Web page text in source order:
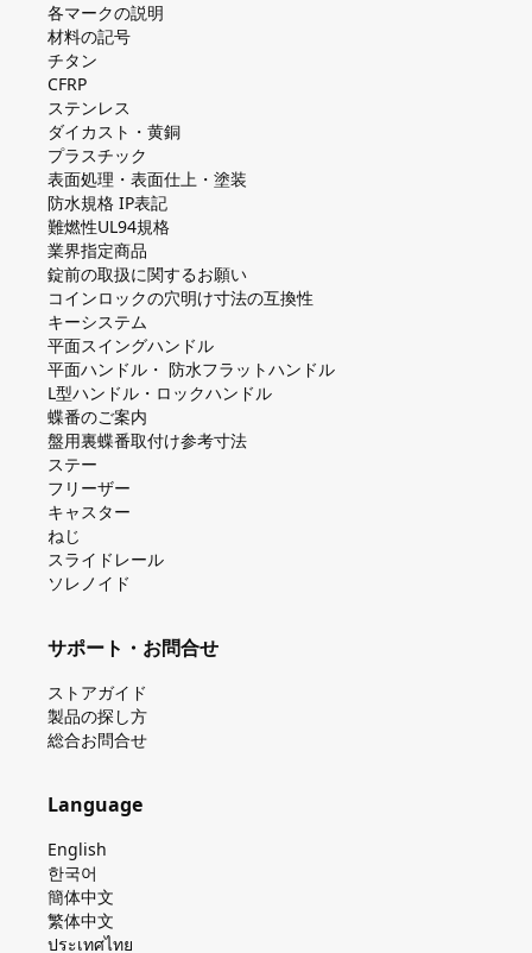
各マークの説明
材料の記号
チタン
CFRP
ステンレス
ダイカスト・⻩銅
プラスチック
表面処理・表面仕上・塗装
防⽔規格 IP表記
難燃性UL94規格
業界指定商品
錠前の取扱に関するお願い
コインロックの⽳明け⼨法の互換性
キーシステム
平⾯スイングハンドル
平⾯ハンドル・ 防⽔フラットハンドル
L型ハンドル・ロックハンドル
蝶番のご案内
盤⽤裏蝶番取付け参考⼨法
ステー
フリーザー
キャスター
ねじ
スライドレール
ソレノイド
サポート・お問合せ
ストアガイド
製品の探し⽅
総合お問合せ
Language
English
한국어
簡体中文
繁体中文
ประเทศไทย